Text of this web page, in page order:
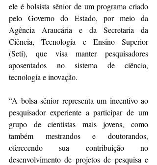
ele é bolsista sênior de um programa criado
pelo Governo do Estado, por meio da
Agência Araucária e da Secretaria da
Ciência, Tecnologia e Ensino Superior
(Seti), que visa manter pesquisadores
aposentados no sistema de ciência,
tecnologia e inovação.
“A bolsa sênior representa um incentivo ao
pesquisador experiente a participar de um
grupo de cientistas mais jovens, como
também mestrandos e doutorandos,
oferecendo sua contribuição no
desenvolvimento de projetos de pesquisa e